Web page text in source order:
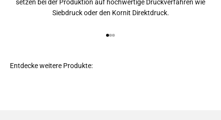
setzen bei der Produktion auf hochwertige Druckverfahren wie
Siebdruck oder den Kornit Direktdruck.